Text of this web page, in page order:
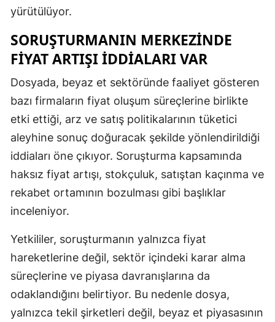
yürütülüyor.
SORUŞTURMANIN MERKEZINDE
FIYAT ARTIŞI IDDIALARI VAR
Dosyada, beyaz et sektöründe faaliyet gösteren
bazı firmaların fiyat oluşum süreçlerine birlikte
etki ettiği, arz ve satış politikalarının tüketici
aleyhine sonuç doğuracak şekilde yönlendirildiği
iddiaları öne çıkıyor. Soruşturma kapsamında
haksız fiyat artışı, stokçuluk, satıştan kaçınma ve
rekabet ortamının bozulması gibi başlıklar
inceleniyor.
Yetkililer, soruşturmanın yalnızca fiyat
hareketlerine değil, sektör içindeki karar alma
süreçlerine ve piyasa davranışlarına da
odaklandığını belirtiyor. Bu nedenle dosya,
yalnızca tekil şirketleri değil, beyaz et piyasasının